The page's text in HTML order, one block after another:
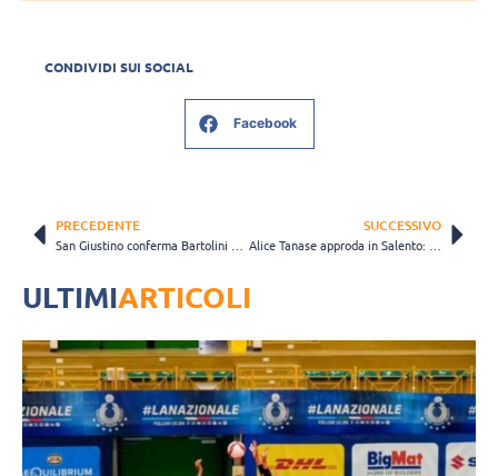
CONDIVIDI SUI SOCIAL
Facebook
PRECEDENTE SUCCESSIVO
ULTIMIARTICOLI